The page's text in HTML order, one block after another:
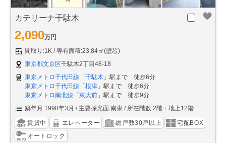
カテリーナ千駄木
2,090万円
間取り:1K
専有面積:23.84㎡(壁芯)
東京都文京区千駄木2丁目48-18
東京メトロ千代田線 「 千駄木 」駅まで 徒歩6分
東京メトロ千代田線 「 根津 」駅まで 徒歩6分
東京メトロ南北線 「 東大前 」駅まで 徒歩9分
築年月:1998年3月
主要採光面:南東 所在階数:2階・地上12階
賃貸中 エレベーター 総戸数30戸以上
宅配BOX
オートロック